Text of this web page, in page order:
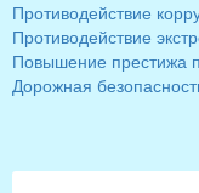
Противодействие
Противодействие
Повышение престижа
Дорожная